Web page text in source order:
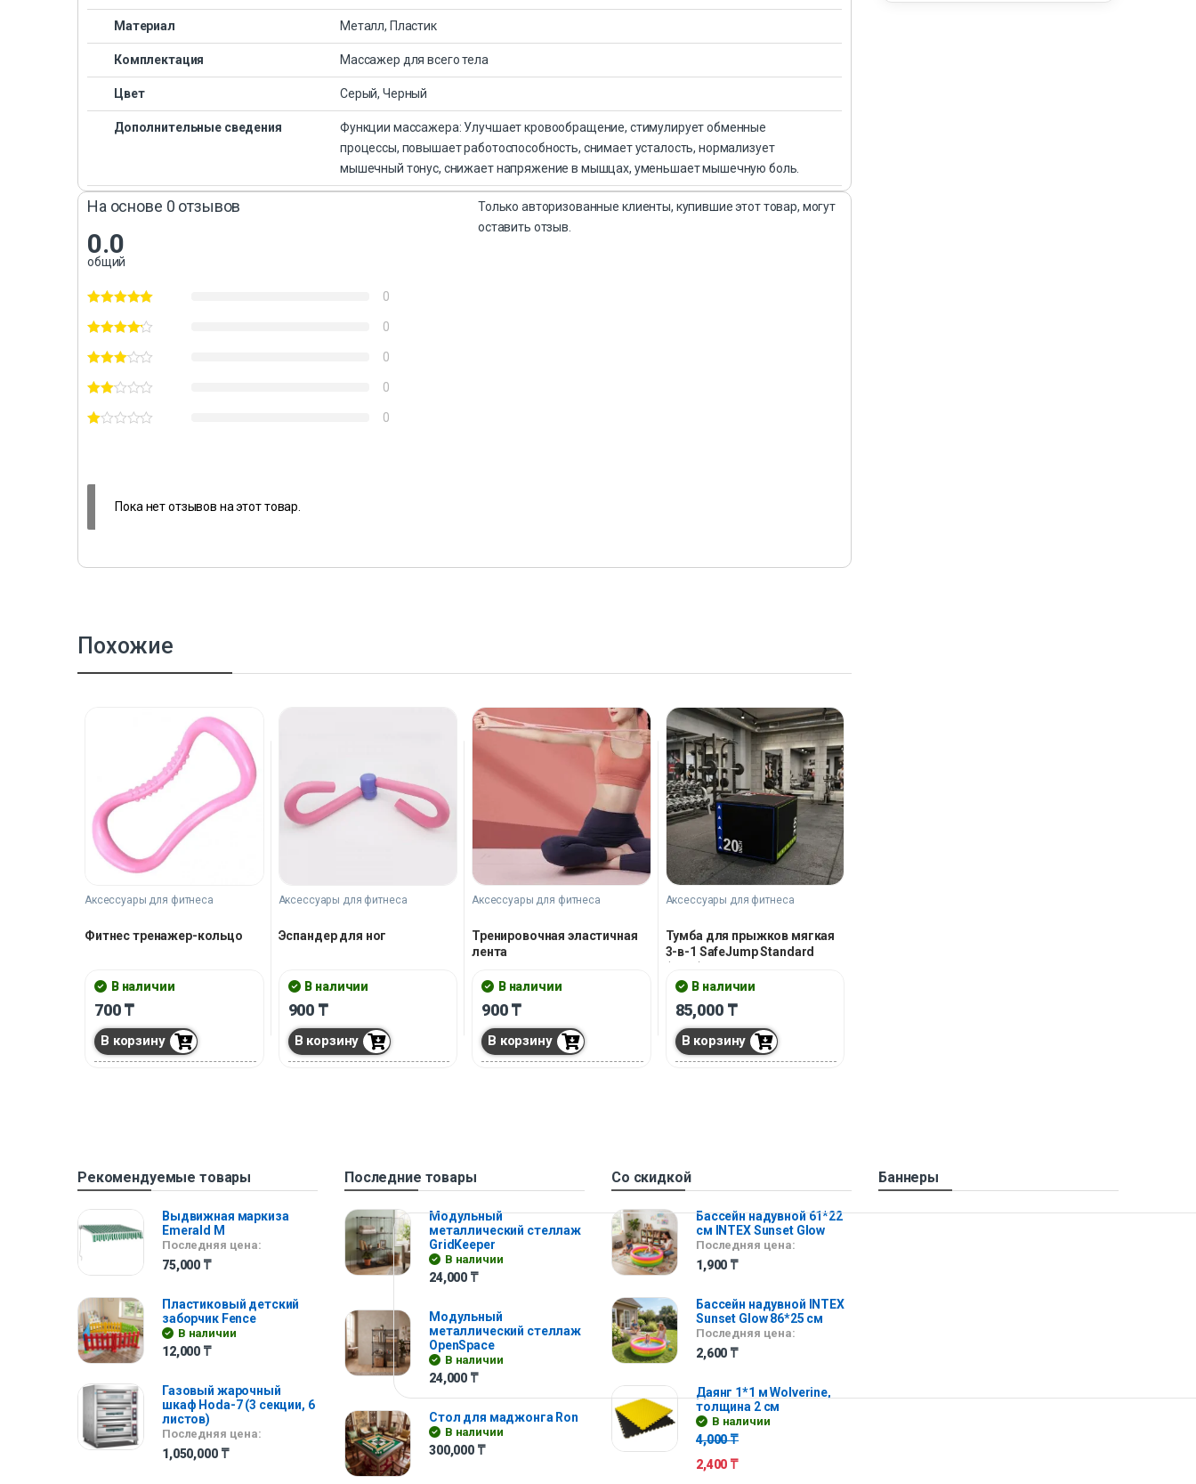
Материал Металл, Пластик
Комплектация Массажер для всего тела
Цвет Серый, Черный
Дополнительные сведения
Функции массажера: Улучшает кровообращение, стимулирует обменные
процессы, повышает работоспособность, снимает усталость, нормализует
мышечный тонус, снижает напряжение в мышцах, уменьшает мышечную боль.
На основе 0 отзывов
0.0
общий
0
0
0
0
0
Только авторизованные клиенты, купившие этот товар, могут
оставить отзыв.
Пока нет отзывов на этот товар.
Похожие
Аксессуары для фитнеса
Фитнес тренажер-кольцо
В наличии
700₸
В корзину
Аксессуары для фитнеса
Эспандер для ног
В наличии
900 ₸
В корзину
Аксессуары для фитнеса
Тренировочная эластичная
лента
В наличии
900₸
В корзину
Аксессуары для фитнеса
Тумба для прыжков мягкая
3-в-1 SafeJump Standard
В наличии
85,000 ₸
В корзину
Рекомендуемые товары
Выдвижная маркиза
Emerald M
Последняя цена:
75,000 ₸
Пластиковый детский
заборчик Fence
В наличии
12,000 ₸
Газовый жарочный
шкаф Hoda-7 (3 секции, 6
листов)
Последняя цена:
1,050,000 ₸
Последние товары
Модульный
металлический стеллаж
GridKeeper
В наличии
24,000 ₸
Модульный
металлический стеллаж
OpenSpace
В наличии
24,000 ₸
Стол для маджонга Ron
В наличии
300,000 ₸
Со скидкой
Бассейн надувной 61*22
см INTEX Sunset Glow
Последняя цена:
1,900 ₸
Бассейн надувной INTEX
Sunset Glow 86*25 см
Последняя цена:
2,600 ₸
Даянг 1*1 м Wolverine,
толщина 2 см
В наличии
4,000₸
2,400 ₸
Баннеры